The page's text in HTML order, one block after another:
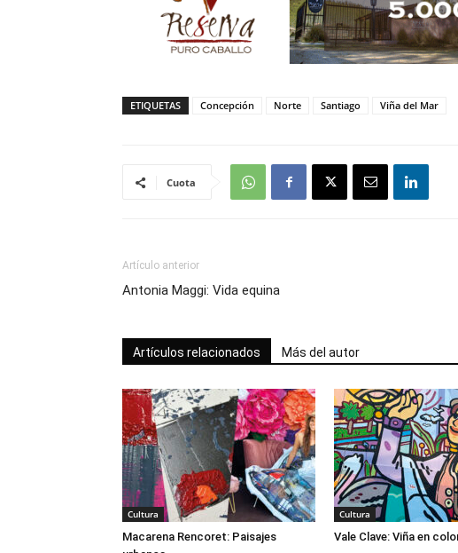
ETIQUETAS Concepción Norte Santiago Viña del Mar
Cuota
Artículo anterior
Antonia Maggi: Vida equina
Artículos relacionados Más del autor
Cultura
Macarena Rencoret: Paisajes
Cultura
Vale Clave: Viña en